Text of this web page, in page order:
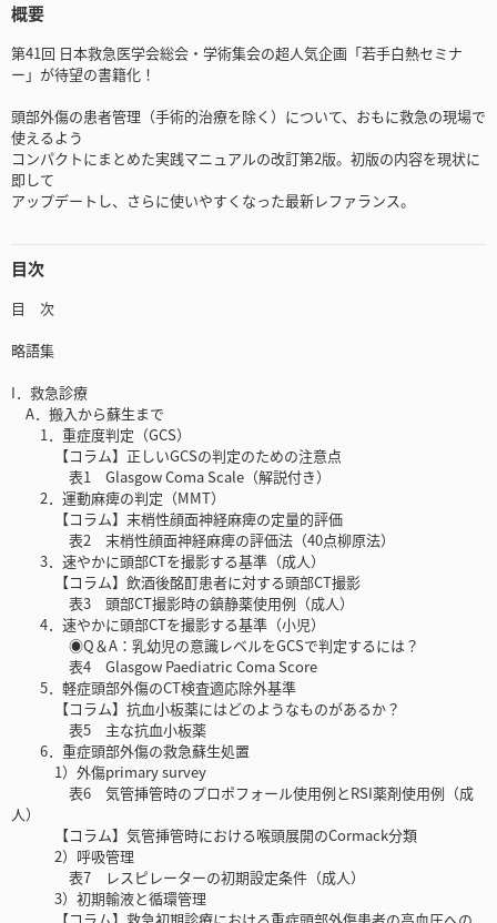
概要
第41回 日本救急医学会総会・学術集会の超人気企画「若手白熱セミナ
ー」が待望の書籍化！
頭部外傷の患者管理（手術的治療を除く）について、おもに救急の現場で
使えるよう
コンパクトにまとめた実践マニュアルの改訂第2版。初版の内容を現状に
即して
アップデートし、さらに使いやすくなった最新レファランス。
目次
目 次
略語集
I．救急診療
A．搬入から蘇生まで
1．重症度判定（GCS）
【コラム】正しいGCSの判定のための注意点
表1 Glasgow Coma Scale（解説付き）
2．運動麻痺の判定（MMT）
【コラム】末梢性顔面神経麻痺の定量的評価
表2 末梢性顔面神経麻痺の評価法（40点柳原法）
3．速やかに頭部CTを撮影する基準（成人）
【コラム】飲酒後酩酊患者に対する頭部CT撮影
表3 頭部CT撮影時の鎮静薬使用例（成人）
4．速やかに頭部CTを撮影する基準（小児）
◉Q＆A：乳幼児の意識レベルをGCSで判定するには？
表4 Glasgow Paediatric Coma Score
5．軽症頭部外傷のCT検査適応除外基準
【コラム】抗血小板薬にはどのようなものがあるか？
表5 主な抗血小板薬
6．重症頭部外傷の救急蘇生処置
1）外傷primary survey
表6 気管挿管時のプロポフォール使用例とRSI薬剤使用例（成
人）
【コラム】気管挿管時における喉頭展開のCormack分類
2）呼吸管理
表7 レスピレーターの初期設定条件（成人）
3）初期輸液と循環管理